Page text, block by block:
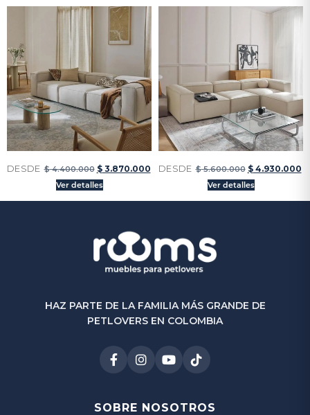
DESDE $4.400.000 $3.870.000
Ver detalles
DESDE $5.600.000 $4.930.000
Ver detalles
HAZ PARTE DE LA FAMILIA MÁS GRANDE DE
PETLOVERS EN COLOMBIA
SOBRE NOSOTROS